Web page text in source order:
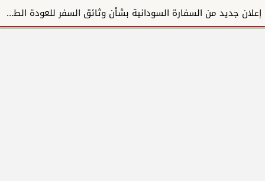
إعلان جديد من السفارة السودانية بشأن وثائق السفر للعودة الطوعية